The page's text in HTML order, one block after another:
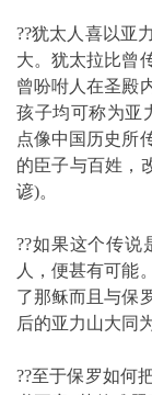
??犹太人喜以亚
大。犹太拉比曾
曾吩咐人在圣殿
孩子均可称为亚
点像中国历史所
的臣子与百姓，
谚)。
??如果这个传说
人，便甚有可能
了那稣而且与保
后的亚力山大同
??至于保罗如何